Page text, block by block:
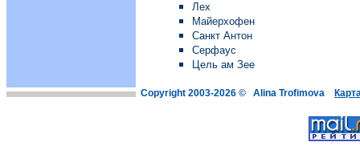
Лех
Майерхофен
Санкт Антон
Серфаус
Цель ам Зее
Copyright 2003-2026 © Alina Trofimova